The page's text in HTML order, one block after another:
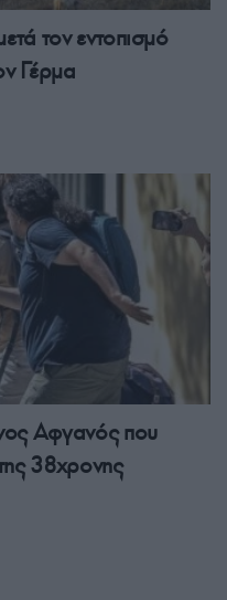
τον εντοπισμό
Γέρμα
Αφγανός που
38χρονης